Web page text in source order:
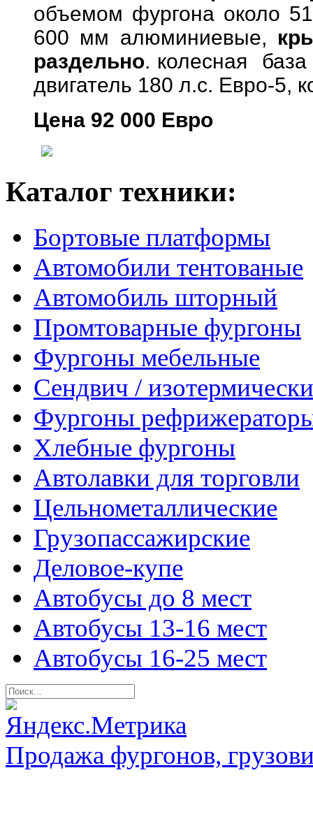
объемом фургона около
600 мм алюминиевые,
раздельно. колесная
двигатель 180 л.с. Евро-5,
Цена 92 000 Евро
Каталог техники:
Бортовые платформы
Автомобили тентованые
Автомобиль шторный
Промтоварные фургоны
Фургоны мебельные
Сендвич /
Фургоны
Хлебные фургоны
Автолавки для торговли
Цельнометаллические
Грузопассажирские
Деловое-купе
Автобусы до 8 мест
Автобусы 13-16 мест
Автобусы 16-25 мест
Продажа фургонов,